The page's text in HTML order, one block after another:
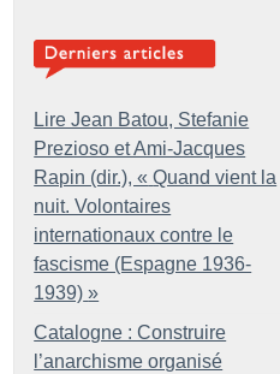
Lire Jean Batou, Stefanie
Prezioso et Ami-Jacques
Rapin (dir.), « Quand vient la
nuit. Volontaires
internationaux contre le
fascisme (Espagne 1936-
1939) »
Catalogne : Construire
l’anarchisme organisé